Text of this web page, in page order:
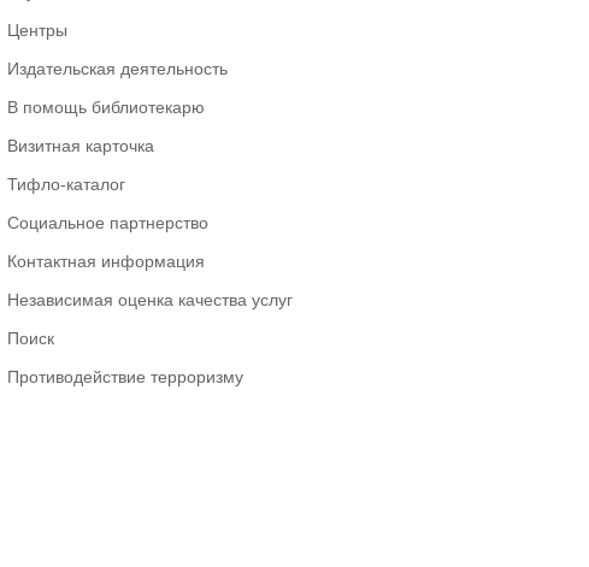
Центры
Издательская деятельность
В помощь библиотекарю
Визитная карточка
Тифло-каталог
Социальное партнерство
Контактная информация
Независимая оценка качества услуг
Поиск
Противодействие терроризму